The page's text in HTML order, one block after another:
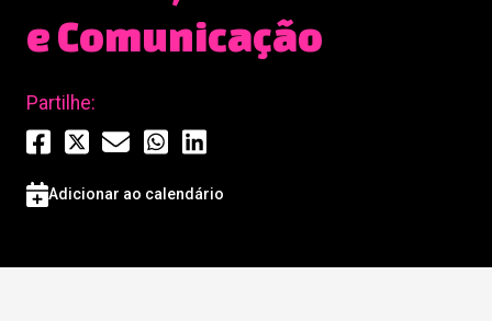
e Comunicação
Partilhe:
Adicionar ao calendário